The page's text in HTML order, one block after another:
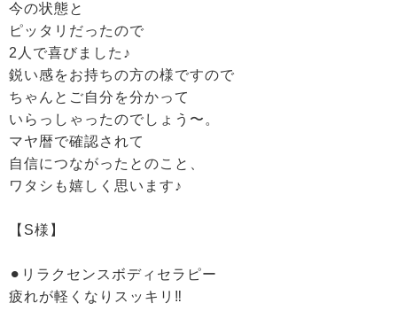
今の状態と
ピッタリだったので
2人で喜びました♪
鋭い感をお持ちの方の様ですので
ちゃんとご自分を分かって
いらっしゃったのでしょう〜。
マヤ暦で確認されて
自信につながったとのこと、
ワタシも嬉しく思います♪
【S様】
⚫︎リラクセンスボディセラピー
疲れが軽くなりスッキリ‼︎